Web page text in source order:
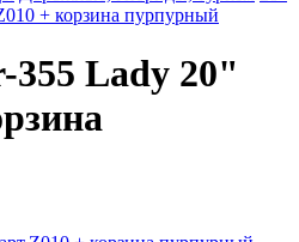
+ корзина пурпурный
355 Lady 20"